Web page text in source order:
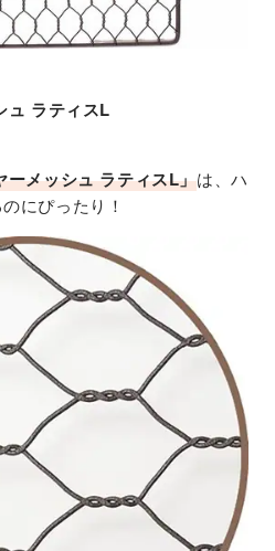
ュ ラティスL
ーメッシュ ラティスL」は、ハ
にぴったり！